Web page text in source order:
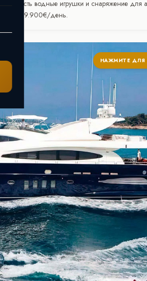
есть водные игрушки и снаряжение
от 9.900€/день.
НАЖМИТЕ ДЛЯ